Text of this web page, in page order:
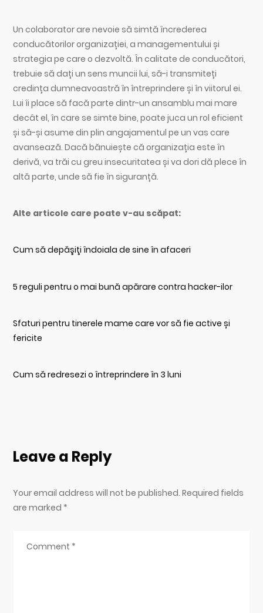
Un colaborator are nevoie să simtă încrederea
conducătorilor organizației, a managementului și
strategia pe care o dezvoltă. În calitate de conducători,
trebuie să dați un sens muncii lui, să-i transmiteți
credința dumneavoastră în întreprindere și în viitorul ei.
Lui îi place să facă parte dintr-un ansamblu mai mare
decât el, în care se simte bine, poate juca un rol eficient
și să-și asume din plin angajamentul pe un vas care
avansează. Dacă bănuiește că organizația este în
derivă, va trăi cu greu insecuritatea și va dori dă plece în
altă parte, unde să fie în siguranță.
Alte articole care poate v-au scăpat:
Cum să depăşiţi îndoiala de sine în afaceri
5 reguli pentru o mai bună apărare contra hacker-ilor
Sfaturi pentru tinerele mame care vor să fie active și
fericite
Cum să redresezi o întreprindere în 3 luni
Leave a Reply
Your email address will not be published. Required fields
are marked *